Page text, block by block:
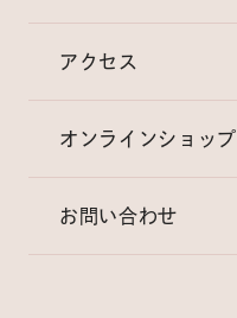
アクセス
オンラインショップ
お問い合わせ